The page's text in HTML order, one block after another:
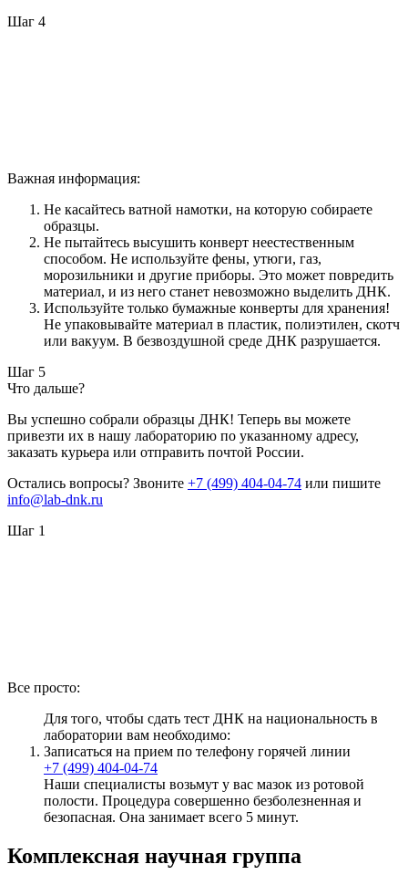
Шаг 4
Важная информация:
Не касайтесь ватной намотки, на которую собираете
образцы.
Не пытайтесь высушить конверт неестественным
способом. Не используйте фены, утюги, газ,
морозильники и другие приборы. Это может повредить
материал, и из него станет невозможно выделить ДНК.
Используйте только бумажные конверты для хранения!
Не упаковывайте материал в пластик, полиэтилен, скотч
или вакуум. В безвоздушной среде ДНК разрушается.
Шаг 5
Что дальше?
Вы успешно собрали образцы ДНК! Теперь вы можете
привезти их в нашу лабораторию по указанному адресу,
заказать курьера или отправить почтой России.
Остались вопросы? Звоните +7 (499) 404-04-74 или пишите
info@lab-dnk.ru
Шаг 1
Все просто:
Для того, чтобы сдать тест ДНК на национальность в
лаборатории вам необходимо:
Записаться на прием по телефону горячей линии
+7 (499) 404-04-74
Наши специалисты возьмут у вас мазок из ротовой
полости. Процедура совершенно безболезненная и
безопасная. Она занимает всего 5 минут.
Комплексная научная группа